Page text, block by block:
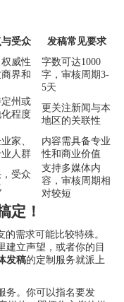
受众
发稿常见要求
威性
界和
字数可达1000
字，审核周期3-
5天
州或
程度
更关注新闻与本
地区的关联性
家、
人群
内容需具备专业
性和商业价值
受众
支持多媒体内
容，审核周期相
对较短
定！
的需求可能比较特殊。
建立声望，或者你的目
发稿的定制服务就派上
务。你可以指名要发